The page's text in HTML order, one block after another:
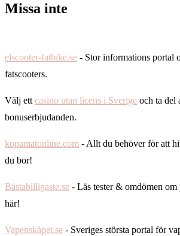
Missa inte
elscooter-fatbike.se - Stor informations portal
fatscooters.
Välj ett casino utan licens i Sverige och ta del
bonuserbjudanden.
köpamatonline.com - Allt du behöver för att
du bor!
Bästabilligaste.se - Läs tester & omdömen
här!
Vapenskåpet.se - Sveriges största portal för